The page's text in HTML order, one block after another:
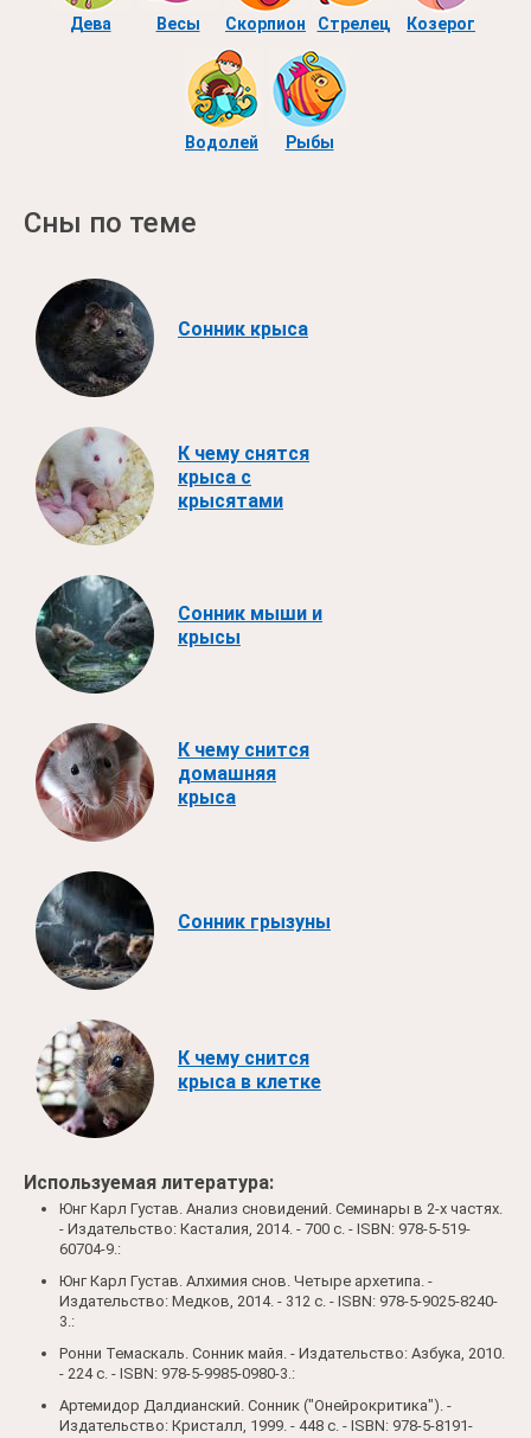
Дева Весы Скорпион Стрелец Козерог
Водолей Рыбы
Сны по теме
Сонник крыса
К чему снятся
крыса с
крысятами
Сонник мыши и
крысы
К чему снится
домашняя
крыса
Сонник грызуны
К чему снится
крыса в клетке
Используемая литература:
Юнг Карл Густав. Анализ сновидений. Семинары в 2-х частях.
- Издательство: Касталия, 2014. - 700 c. - ISBN: 978-5-519-
60704-9.:
Юнг Карл Густав. Алхимия снов. Четыре архетипа. -
Издательство: Медков, 2014. - 312 c. - ISBN: 978-5-9025-8240-
3.:
Ронни Темаскаль. Сонник майя. - Издательство: Азбука, 2010.
- 224 c. - ISBN: 978-5-9985-0980-3.:
Артемидор Далдианский. Сонник ("Онейрокритика"). -
Издательство: Кристалл, 1999. - 448 c. - ISBN: 978-5-8191-